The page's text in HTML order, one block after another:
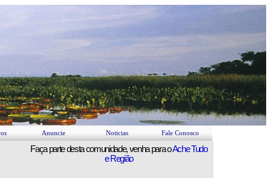
Anuncie Noticias Fale Conosco
Faça parte desta comunidade, venha para oAche Tudo
e Região